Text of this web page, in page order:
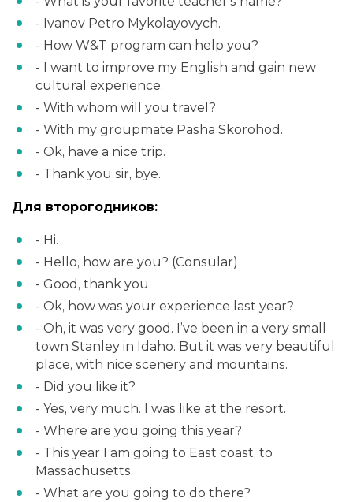
- Ivanov Petro Mykolayovych.
- How W&T program can help you?
- I want to improve my English and gain new
cultural experience.
- With whom will you travel?
- With my groupmate Pasha Skorohod.
- Ok, have a nice trip.
- Thank you sir, bye.
Для второгодников:
- Hi.
- Hello, how are you? (Consular)
- Good, thank you.
- Ok, how was your experience last year?
- Oh, it was very good. I’ve been in a very small
town Stanley in Idaho. But it was very beautiful
place, with nice scenery and mountains.
- Did you like it?
- Yes, very much. I was like at the resort.
- Where are you going this year?
- This year I am going to East coast, to
Massachusetts.
- What are you going to do there?